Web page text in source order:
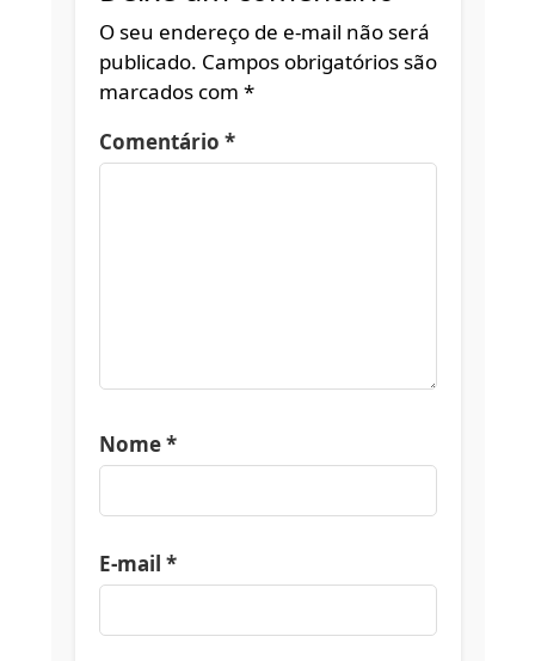
O seu endereço de e-mail não será
publicado. Campos obrigatórios são
marcados com *
Comentário *
Nome*
E-mail *